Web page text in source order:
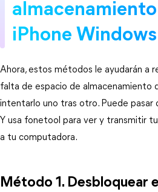
iPhone
Ahora, estos métodos le ayudarán a
falta de espacio de almacenamiento
intentarlo uno tras otro. Puede
Y usa fonetool para ver y transmitir
a tu computadora.
Método 1. Desbloquear